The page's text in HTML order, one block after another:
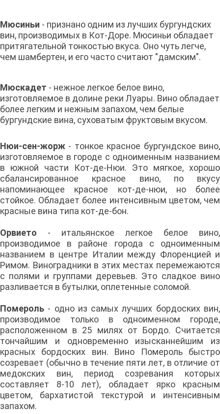
Мюсиньи - признано одним из лучших бургундских
вин, производимых в Кот-Доре. Мюсиньи обладает
притягательной тонкостью вкуса. Оно чуть легче,
чем шамбертен, и его часто считают "дамским".
Мюскадет - нежное легкое белое вино,
изготовляемое в долине реки Луары. Вино обладает
более легким и нежным запахом, чем белые
бургундские вина, суховатым фруктовым вкусом.
Нюи-сен-жорж - тонкое красное бургундское вино,
изготовляемое в городе с одноименным названием
в южной части Кот-де-Нюи. Это мягкое, хорошо
сбалансированное красное вино, по вкусу
напоминающее красное кот-де-нюи, но более
стойкое. Обладает более интенсивным цветом, чем
красные вина типа кот-де-бон.
Орвието - итальянское легкое белое вино,
производимое в районе города с одноименным
названием в центре Италии между Флоренцией и
Римом. Виноградники в этих местах перемежаются
с полями и группами деревьев. Это сладкое вино
разливается в бутылки, оплетенные соломой.
Помероль - одно из самых лучших бордоских вин,
производимое только в одноименном городе,
расположенном в 25 милях от Бордо. Считается
тончайшим и одновременно изысканнейшим из
красных бордоских вин. Вино Помероль быстро
созревает (обычно в течение пяти лет, в отличие от
медокских вин, период созревания которых
составляет 8-10 лет), обладает ярко красным
цветом, бархатистой текстурой и интенсивным
запахом.